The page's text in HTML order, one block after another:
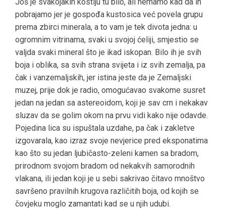
pobrajamo jer je gospođa kustosica već povela grupu
prema zbirci minerala, a to vam je tek divota jedna: u
ogromnim vitrinama, svaki u svojoj ćeliji, smjestio se
valjda svaki mineral što je ikad iskopan. Bilo ih je svih
boja i oblika, sa svih strana svijeta i iz svih zemalja, pa
čak i vanzemaljskih, jer istina jeste da je Zemaljski
muzej, prije dok je radio, omogućavao svakome susret
jedan na jedan sa astereoidom, koji je sav crn i nekakav
sluzav da se golim okom na prvu vidi kako nije odavde.
Pojedina lica su ispuštala uzdahe, pa čak i zakletve
izgovarala, kao izraz svoje nevjerice pred eksponatima
kao što su jedan ljubičasto-zeleni kamen sa bradom,
prirodnom svojom bradom od nekakvih samorodnih
vlakana, ili jedan koji je u sebi sakrivao čitavo mnoštvo
savršeno pravilnih krugova različitih boja, od kojih se
čovjeku moglo zamantati kad se u njih udubi.